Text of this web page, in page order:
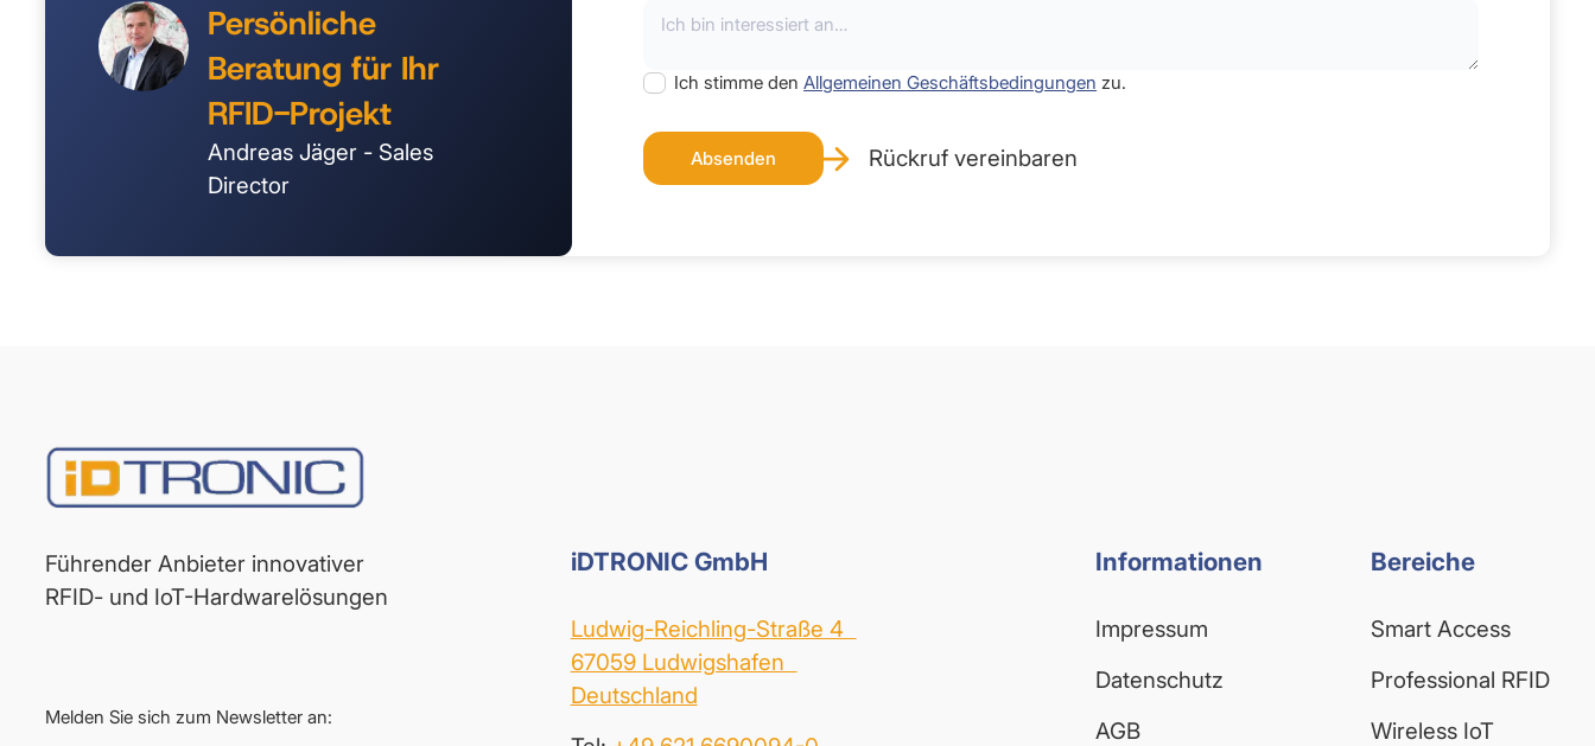
Persönliche
Beratung für Ihr
RFID-Projekt
Andreas Jäger - Sales
Director
Ich stimme den Allgemeinen Geschäftsbedingungen zu.
Rückruf vereinbaren
Führender Anbieter innovativer
RFID- und IoT-Hardwarelösungen
Melden Sie sich zum Newsletter an:
iDTRONIC GmbH
Ludwig-Reichling-Straße 4
67059 Ludwigshafen
Deutschland
Informationen
Impressum
Datenschutz
AGB
Bereiche
Smart Access
Professional RFID
Wireless IoT